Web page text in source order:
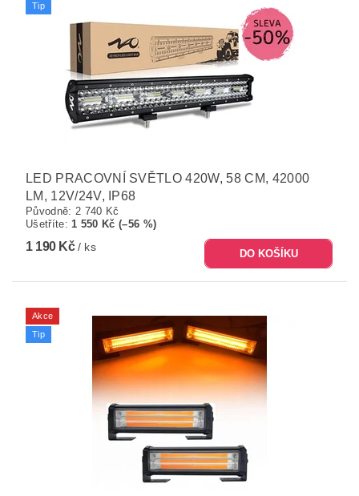
Tip
LED PRACOVNÍ SVĚTLO 420W, 58 CM, 42000
LM, 12V/24V, IP68
Původně: 2 740 Kč
Ušetříte:1 550 Kč (–56 %)
1 190 Kč/ ks
Akce
Tip